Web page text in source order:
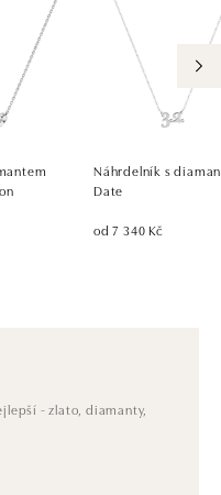
Náhrdelník s
Date
od 7 340 Kč
- zlato, diamanty,